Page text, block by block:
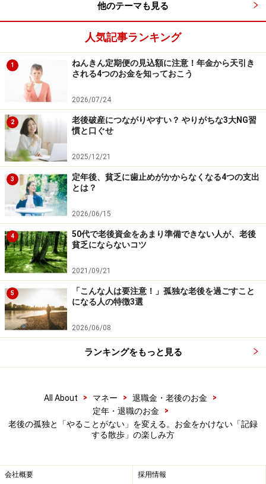
また、散歩の途中で見つけた移ろいを記録する習慣は、
自分自身が人生の主役であり、感性を自由に動かせる表
現者であることを思い出させてくれます。
こうして「身近な幸せ」を見つけるのが上手になると、
それはそのまま「精神的な自立」へとつながっていきま
す。自分で自分を上機嫌にする術を知っていれば、他人
の目を気にしたり、誰かに認めてもらうために無理をし
たりする必要がなくなるからです。
なにより、お金をかけなくても自分を十分に満たせる実
感が持てれば、「お金がないから何もできない」という
思い込みから心が解放されます。この「解放感」こそ
が、お金との付き合い方をより自立的なものに変えてく
れるのです。
自分にとっての本当の心地よさが分かっていれば、見栄
のための買い物や、気乗りしないお付き合いに振り回さ
れることもなくなります。限られた予算の中でも、自分
の体をいたわる良質な食材を選んだり、ずっとやりたか
った小さな学びに集中したり。そんな、納得感のある
「生きたお金の使い方」で、毎日を楽しめるようになる
※記事内容は執筆時点のものです。最新の内容をご確認くださ
本記事の内容は一般的な情報提供を目的としており、特定の金融
商品や投資行動を推奨するものではありません。
投資や資産運用に関する最終的なご判断はご自身の責任において
が、その内容を保証するものではなく、これに基づく損失・損害
他のテーマも見る
人気記事ランキング
1
ねんきん定期便の見込額に注意！年金から天引き
される4つのお金を知っておこう
2026/07/24
2
老後破産につながりやすい？ やりがちな3大NG習
慣と口ぐせ
2025/12/21
3
定年後、貧乏に歯止めがかからなくなる4つの支出
とは？
2026/06/15
4
50代で老後資金をあまり準備できない人が、老後
貧乏にならないコツ
2021/09/21
5
「こんな人は要注意！」孤独な老後を過ごすこと
になる人の特徴3選
2026/06/08
ランキングをもっと見る
All About > マネー > 退職金・老後のお金
>
定年・退職のお金
>
老後の孤独と「やることがない」を変える。お金をかけない「記録
する散歩」の楽しみ方
会社概要 採用情報